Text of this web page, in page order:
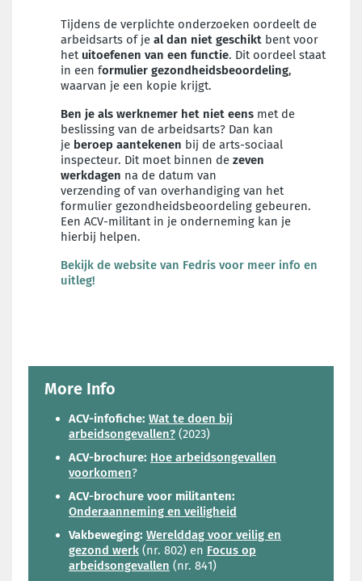
Tijdens de verplichte onderzoeken oordeelt de
arbeidsarts of je al dan niet geschikt bent voor
het uitoefenen van een functie. Dit oordeel staat
in een formulier gezondheidsbeoordeling,
waarvan je een kopie krijgt.
Ben je als werknemer het niet eens met de
beslissing van de arbeidsarts? Dan kan
je beroep aantekenen bij de arts-sociaal
inspecteur. Dit moet binnen de zeven
werkdagen na de datum van
verzending ofvan overhandiging van het
formulier gezondheidsbeoordeling gebeuren.
Een ACV-militant in je onderneming kan je
hierbij helpen.
Bekijk de website van Fedris voor meer info en
uitleg!
More Info
ACV-infofiche: Wat te doen bij
arbeidsongevallen? (2023)
ACV-brochure: Hoe arbeidsongevallen
voorkomen?
ACV-brochure voor militanten:
Onderaanneming en veiligheid
Vakbeweging: Werelddag voor veilig en
gezond werk (nr. 802) en Focus op
arbeidsongevallen (nr. 841)